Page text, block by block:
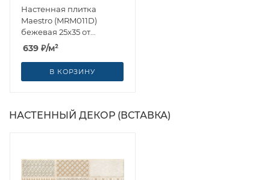
Настенная плитка
Maestro (MRM011D)
бежевая 25x35 от
Cersanit (Россия)
639 ₽/м²
В КОРЗИНУ
НАСТЕННЫЙ ДЕКОР (ВСТАВКА)